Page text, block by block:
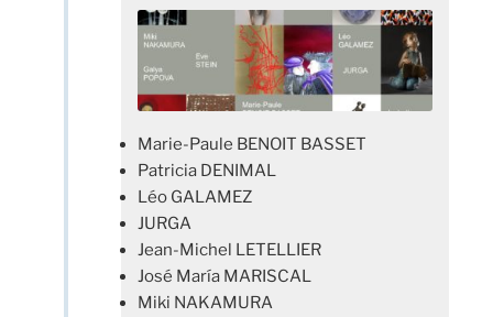
Marie-Paule BENOIT BASSET
Patricia DENIMAL
Léo GALAMEZ
JURGA
Jean-Michel LETELLIER
José María MARISCAL
Miki NAKAMURA